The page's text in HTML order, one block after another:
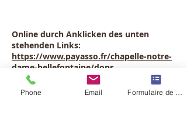
Online durch Anklicken des unten
stehenden Links:
https://www.payasso.fr/chapelle-notre-
dame-bellefontaine/dons
Per Bankscheck oder in bar
an die Vereinigung der Notre-Dame de
Phone Email